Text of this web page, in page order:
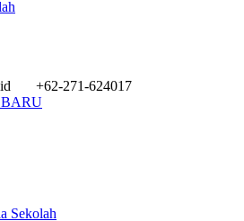
+62-271-624017
Sekolah